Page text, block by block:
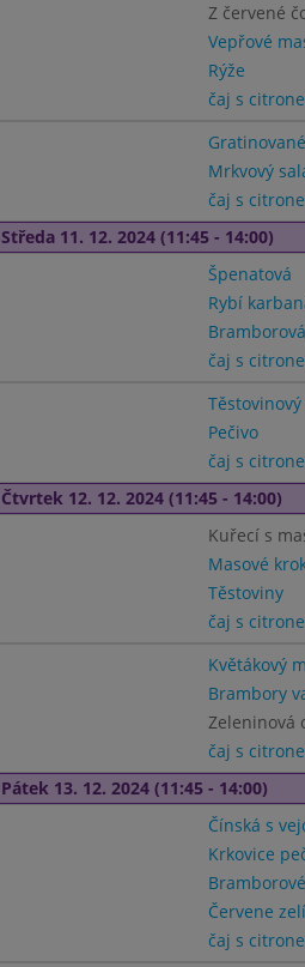
Z červené
Vepřové
Rýže
čaj s
Mrkvový
čaj s
Středa 11. 12. 2024 (11:45 - 14:00)
Špenatová
Rybí
čaj s
Pečivo
čaj s
Čtvrtek 12. 12. 2024 (11:45 - 14:00)
Kuřecí s
Masové
Těstoviny
čaj s
Květákový
Brambory
Zeleninová
čaj s
Pátek 13. 12. 2024 (11:45 - 14:00)
Čínská s
Krkovice
Červene
čaj s